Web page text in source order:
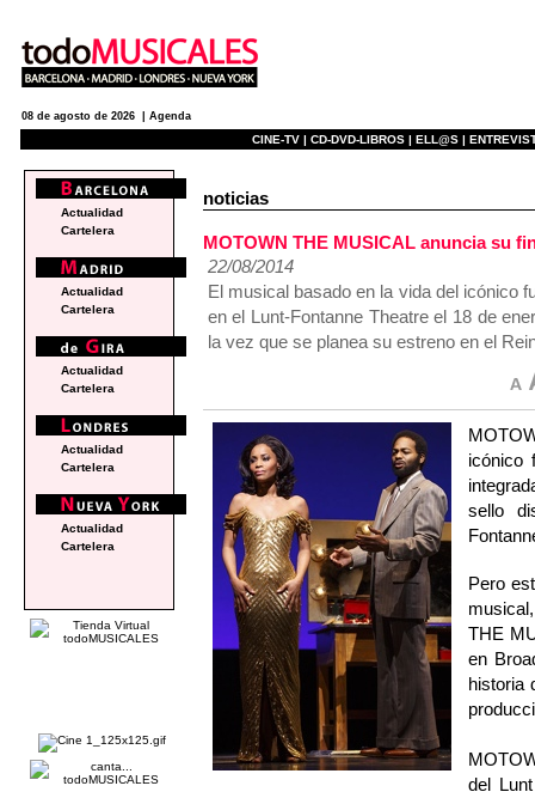
08 de agosto de 2026 | Agenda
CINE-TV | CD-DVD-LIBROS | ELL@S |
noticias
MOTOWN THE MUSICAL anuncia su
22/08/2014
El musical basado en la vida del icónico
en el Lunt-Fontanne Theatre el 18 de
la vez que se planea su estreno en el
icónico
sello
Pero
THE
en
historia
del
Actualidad
Cartelera
Actualidad
Cartelera
Actualidad
Cartelera
Actualidad
Cartelera
Actualidad
Cartelera